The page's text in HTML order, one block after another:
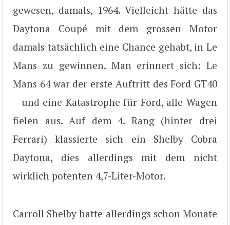
gewesen, damals, 1964. Vielleicht hätte das
Daytona Coupé mit dem grossen Motor
damals tatsächlich eine Chance gehabt, in Le
Mans zu gewinnen. Man erinnert sich: Le
Mans 64 war der erste Auftritt des Ford GT40
– und eine Katastrophe für Ford, alle Wagen
fielen aus. Auf dem 4. Rang (hinter drei
Ferrari) klassierte sich ein Shelby Cobra
Daytona, dies allerdings mit dem nicht
wirklich potenten 4,7-Liter-Motor.
Carroll Shelby hatte allerdings schon Monate